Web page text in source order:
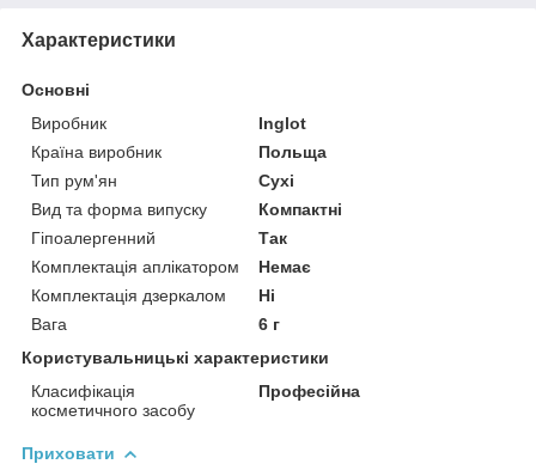
Характеристики
Основні
Виробник
Inglot
Країна виробник
Польща
Тип рум'ян
Сухі
Вид та форма випуску
Компактні
Гіпоалергенний
Так
Комплектація аплікатором
Немає
Комплектація дзеркалом
Ні
Вага
6 г
Користувальницькі характеристики
Класифікація
косметичного засобу
Професійна
Приховати